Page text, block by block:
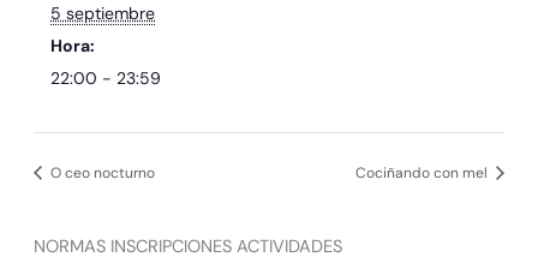
5 septiembre
Hora:
22:00 - 23:59
O ceo nocturno Cociñando con mel
NORMAS INSCRIPCIONES ACTIVIDADES